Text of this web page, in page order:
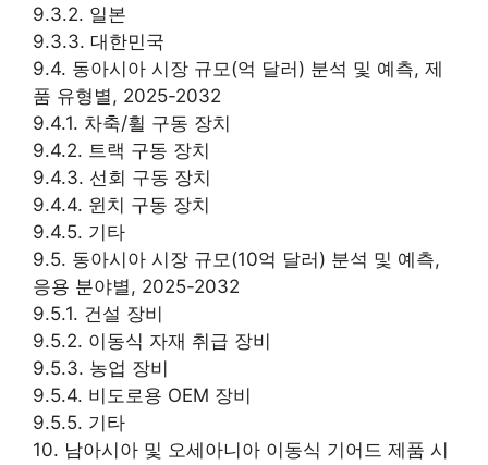
9.3.2. 일본
9.3.3. 대한민국
9.4. 동아시아 시장 규모(억 달러) 분석 및 예측, 제
품 유형별, 2025-2032
9.4.1. 차축/휠 구동 장치
9.4.2. 트랙 구동 장치
9.4.3. 선회 구동 장치
9.4.4. 윈치 구동 장치
9.4.5. 기타
9.5. 동아시아 시장 규모(10억 달러) 분석 및 예측,
응용 분야별, 2025-2032
9.5.1. 건설 장비
9.5.2. 이동식 자재 취급 장비
9.5.3. 농업 장비
9.5.4. 비도로용 OEM 장비
9.5.5. 기타
10. 남아시아 및 오세아니아 이동식 기어드 제품 시